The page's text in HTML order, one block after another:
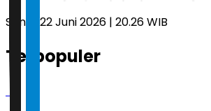
Senin, 22 Juni 2026 | 20.26 WIB
Terpopuler
1